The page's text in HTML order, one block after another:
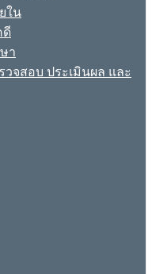
ใน
ดี
า
จสอบ ประเมินผล และ